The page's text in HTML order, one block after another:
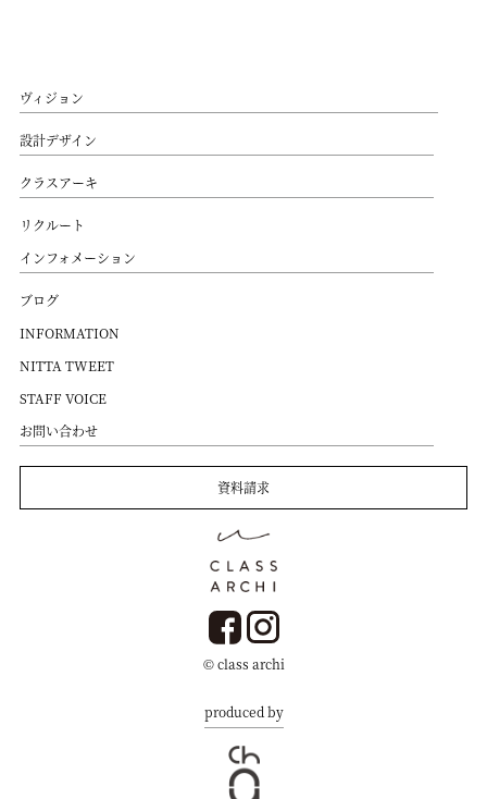
ヴィジョン
設計デザイン
クラスアーキ
リクルート
インフォメーション
ブログ
INFORMATION
NITTA TWEET
STAFF VOICE
お問い合わせ
資料請求
© class archi
produced by